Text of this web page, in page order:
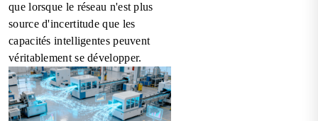
que lorsque le réseau n'est plus
source d'incertitude que les
capacités intelligentes peuvent
véritablement se développer.